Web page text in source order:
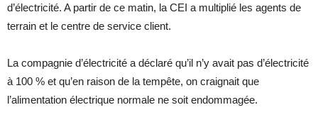
d’électricité. A partir de ce matin, la CEI a multiplié les agents de
terrain et le centre de service client.
La compagnie d’électricité a déclaré qu’il n’y avait pas d’électricité
à 100 % et qu’en raison de la tempête, on craignait que
l’alimentation électrique normale ne soit endommagée.